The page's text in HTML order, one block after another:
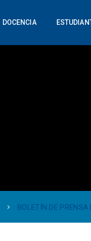
DOCENCIA
BOLETÍN DE